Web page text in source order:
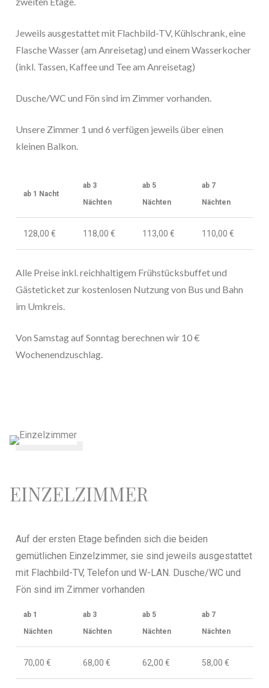
Jeweils ausgestattet mit Flachbild-TV, Kühlschrank, eine
Flasche Wasser (am Anreisetag) und einem Wasserkocher
(inkl. Tassen, Kaffee und Tee am Anreisetag)
Dusche/WC und Fön sind im Zimmer vorhanden.
Unsere Zimmer 1 und 6 verfügen jeweils über einen
kleinen Balkon.
ab 1 Nacht
ab 3
Nächten
ab 5
Nächten
ab 7
Nächten
128,00 € 118,00 € 113,00 € 110,00 €
Alle Preise inkl. reichhaltigem Frühstücksbuffetund
Gästeticket zur kostenlosen Nutzung von Bus und Bahn
im Umkreis.
Von Samstag auf Sonntag berechnen wir 10 €
Wochenendzuschlag.
EINZELZIMMER
Auf der ersten Etage befinden sich die beiden
gemütlichen Einzelzimmer, sie sind jeweils ausgestattet
mit Flachbild-TV, Telefon und W-LAN. Dusche/WC und
Fön sind im Zimmer vorhanden
ab 1
Nächten
ab 3
Nächten
ab 5
Nächten
ab 7
Nächten
70,00 € 68,00 € 62,00 € 58,00 €